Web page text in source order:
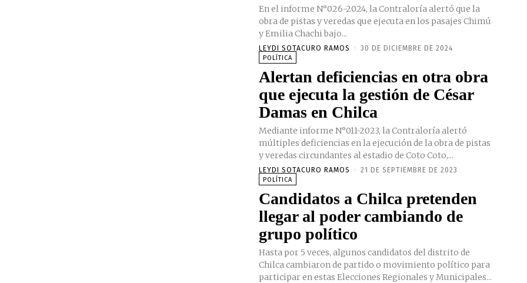
En el informe N°026-2024, la Contraloría alertó que la
obra de pistas y veredas que ejecuta en los pasajes Chimú
y Emilia Chachi bajo...
LEYDI SOTACURO RAMOS - 30 DE DICIEMBRE DE 2024
POLÍTICA
Alertan deficiencias en otra obra
que ejecuta la gestión de César
Damas en Chilca
Mediante informe N°011-2023, la Contraloría alertó
múltiples deficiencias en la ejecución de la obra de pistas
y veredas circundantes al estadio de Coto Coto,...
LEYDI SOTACURO RAMOS - 21 DE SEPTIEMBRE DE 2023
POLÍTICA
Candidatos a Chilca pretenden
llegar al poder cambiando de
grupo político
Hasta por 5 veces, algunos candidatos del distrito de
Chilca cambiaron de partido o movimiento político para
participar en estas Elecciones Regionales y Municipales...